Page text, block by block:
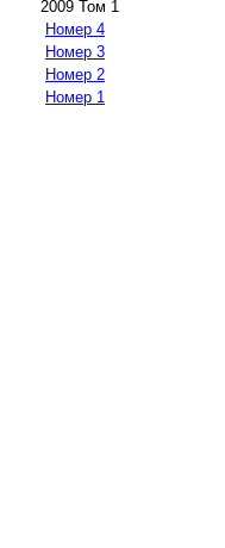
2009 Том 1
Номер 4
Номер 3
Номер 2
Номер 1